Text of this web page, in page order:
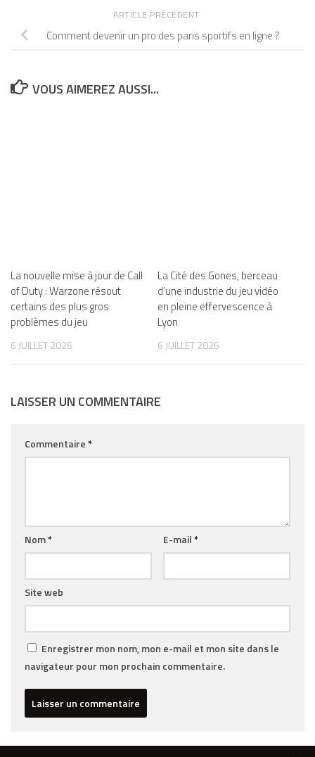
ARTICLE PRÉCÉDENT
Comment devenir un pro des paris sportifs en ligne ?
VOUS AIMEREZ AUSSI...
La nouvelle mise à jour de Call
of Duty : Warzone résout
certains des plus gros
problèmes du jeu
6 JUILLET 2026
La Cité des Gones, berceau
d’une industrie du jeu vidéo
en pleine effervescence à
Lyon
6 JUILLET 2026
LAISSER UN COMMENTAIRE
Commentaire*
Nom* E-mail*
Site web
Enregistrer mon nom, mon e-mail et mon site dans le
navigateur pour mon prochain commentaire.